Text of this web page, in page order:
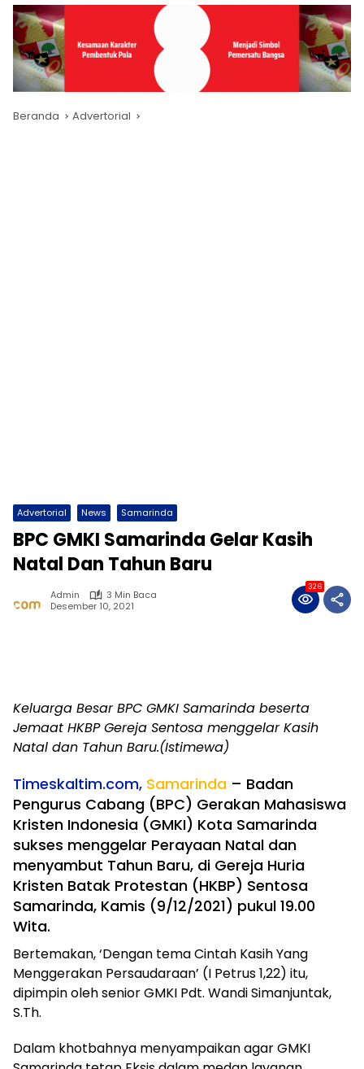
Beranda Advertorial
Advertorial News Samarinda
BPC GMKI Samarinda Gelar Kasih
Natal Dan Tahun Baru
Admin
3 Min Baca
Desember 10, 2021
326
Keluarga Besar BPC GMKI Samarinda beserta
Jemaat HKBP Gereja Sentosa menggelar Kasih
Natal dan Tahun Baru.(Istimewa)
Timeskaltim.com, Samarinda – Badan
Pengurus Cabang (BPC) Gerakan Mahasiswa
Kristen Indonesia (GMKI) Kota Samarinda
sukses menggelar Perayaan Natal dan
menyambut Tahun Baru, di Gereja Huria
Kristen Batak Protestan (HKBP) Sentosa
Samarinda, Kamis (9/12/2021) pukul 19.00
Wita.
Bertemakan, ‘Dengan tema Cintah Kasih Yang
Menggerakan Persaudaraan’ (I Petrus 1,22) itu,
dipimpin oleh senior GMKI Pdt. Wandi Simanjuntak,
S.Th.
Dalam khotbahnya menyampaikan agar GMKI